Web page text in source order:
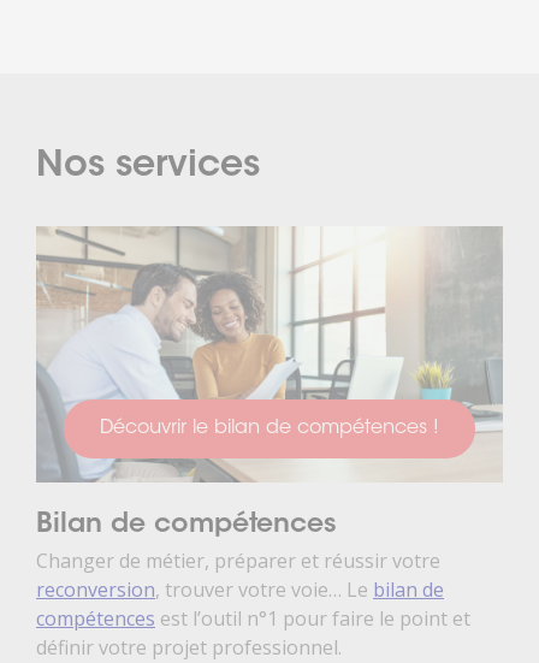
Nos services
Découvrir le bilan de compétences !
Bilan de compétences
Changer de métier, préparer et réussir votre
reconversion, trouver votre voie… Le bilan de
compétences est l’outil n°1 pour faire le point et
définir votre projet professionnel.